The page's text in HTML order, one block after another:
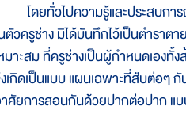
โดยทั่วไปความรู้และประสบการ
ตัวครูช่าง มิได้บันทึกไว้เป็นตำรา
มาะสม ที่ครูช่างเป็นผู้กำหนดเอง
เกิดเป็นแบบ แผนเฉพาะที่สืบต่อๆ
ศัยการสอนกันด้วยปากต่อปาก แ